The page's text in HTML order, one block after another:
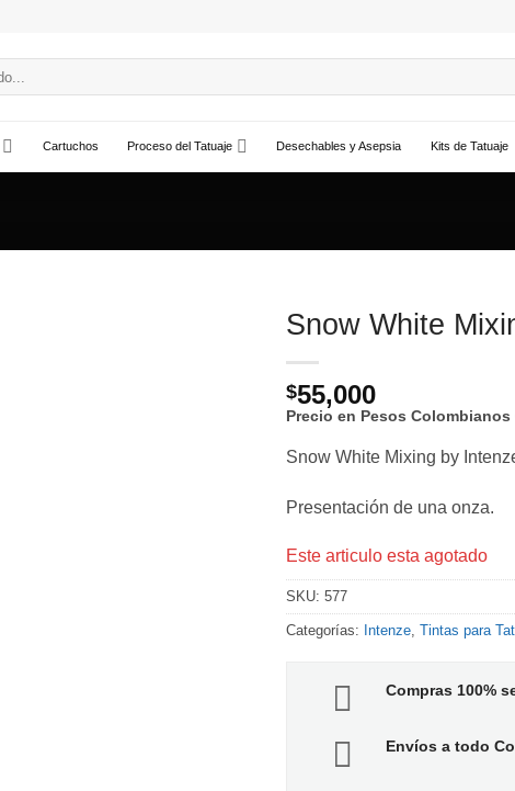
Cartuchos Proceso del Tatuaje Desechables y Asepsia Kits de Tatuaje
Snow White
$55,000
Precio en Pesos Colombianos
Snow White Mixing by
Presentación de una onza.
Este articulo esta agotado
SKU: 577
Categorías: Intenze Tintas para
Compras 100%
Envíos a todo